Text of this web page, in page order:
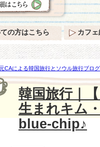
CAによる韓国旅行とソウル旅行ブロ
チョン・ユミ】『82年生まれキム・ジ
韓国旅行｜
生まれキム
blue-chip♪
の方はこちら カフ